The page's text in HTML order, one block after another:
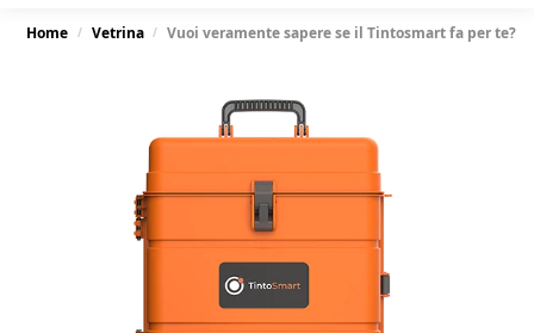
Home / Vetrina / Vuoi veramente sapere se il Tintosmart fa per te?